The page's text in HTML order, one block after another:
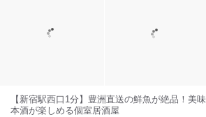
【新宿駅西口1分】豊洲直送の鮮魚が絶品！美
本酒が楽しめる個室居酒屋